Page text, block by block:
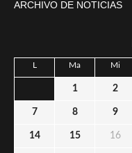
ARCHIVO DE NOTICIAS
L Ma Mi
1 2
7 8 9
14 15 16